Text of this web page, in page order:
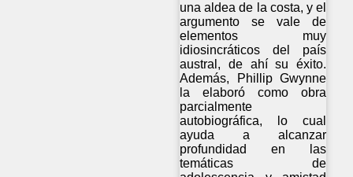
una aldea de la costa, y el
argumento se vale de
elementos muy
idiosincráticos del país
austral, de ahí su éxito.
Además, Phillip Gwynne
la elaboró como obra
parcialmente
autobiográfica, lo cual
ayuda a alcanzar
profundidad en las
temáticas de